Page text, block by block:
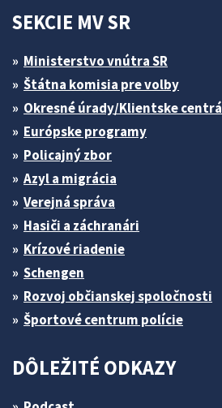
SEKCIE MV SR
Ministerstvo vnútra SR
Štátna komisia pre volby
Okresné úrady/Klientske centrá
Európske programy
Policajný zbor
Azyl a migrácia
Verejná správa
Hasiči a záchranári
Krízové riadenie
Schengen
Rozvoj občianskej spoločnosti
Športové centrum polície
DÔLEŽITÉ ODKAZY